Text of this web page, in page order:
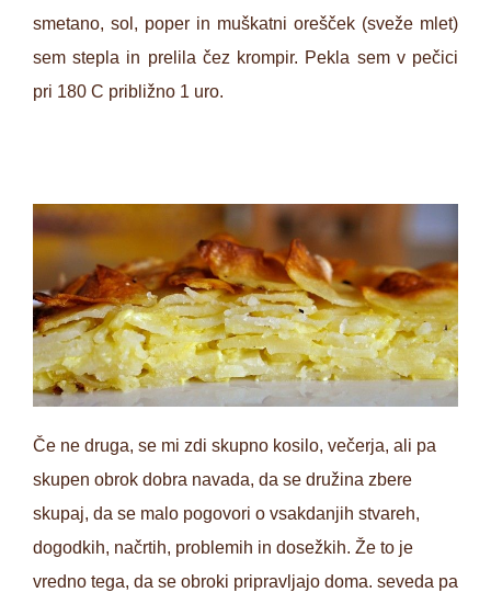
smetano, sol, poper in muškatni orešček (sveže mlet)
sem stepla in prelila čez krompir. Pekla sem v pečici
pri 180 C približno 1 uro.
Če ne druga, se mi zdi skupno kosilo, večerja, ali pa
skupen obrok dobra navada, da se družina zbere
skupaj, da se malo pogovori o vsakdanjih stvareh,
dogodkih, načrtih, problemih in dosežkih. Že to je
vredno tega, da se obroki pripravljajo doma. seveda pa